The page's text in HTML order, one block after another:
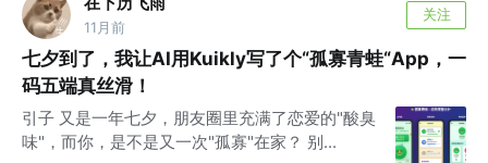
11月前
关注
七夕到了，我让AI用Kuikly写了个“孤寡青蛙“App，一
码五端真丝滑！
引子 又是一年七夕，朋友圈里充满了恋爱的"酸臭
味"，而你，是不是又一次"孤寡"在家？ 别...